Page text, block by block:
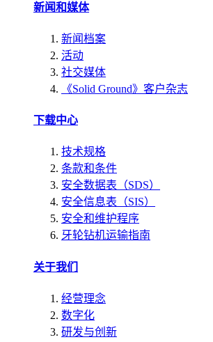
新闻和媒体
新闻档案
活动
社交媒体
《Solid Ground》客户杂志
下载中心
技术规格
条款和条件
安全数据表（SDS）
安全信息表（SIS）
安全和维护程序
牙轮钻机运输指南
关于我们
经营理念
数字化
研发与创新